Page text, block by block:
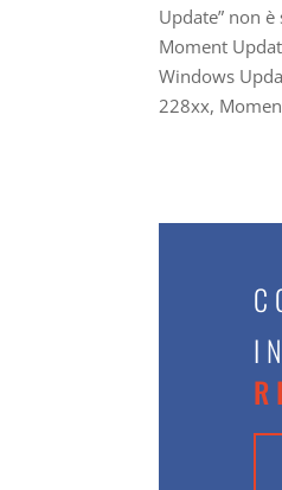
Update” non
Moment
Windows
228xx,